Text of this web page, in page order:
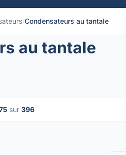
›Condensateurs au tantale
au tantale
sur 396